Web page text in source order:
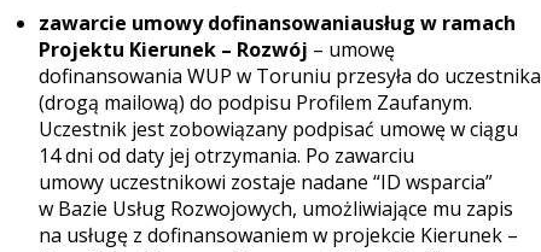
zawarcie umowy dofinansowaniausług w ramach
Projektu Kierunek – Rozwój – umowę
dofinansowania WUP w Toruniu przesyła do uczestnika
(drogą mailową) do podpisu Profilem Zaufanym.
Uczestnik jest zobowiązany podpisać umowę w ciągu
14 dni od daty jej otrzymania. Po zawarciu
umowy uczestnikowi zostaje nadane “ID wsparcia”
w Bazie Usług Rozwojowych, umożliwiające mu zapis
na usługę z dofinansowaniem w projekcie Kierunek –